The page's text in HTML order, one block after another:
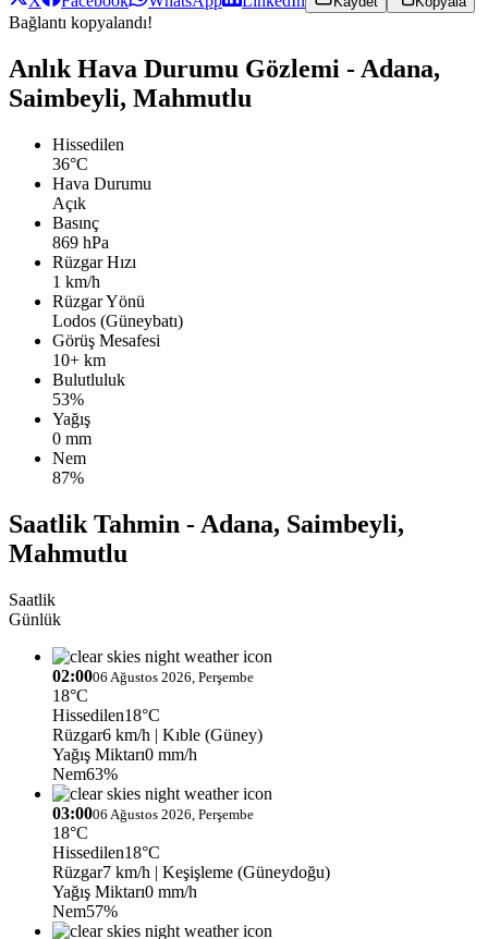
Bağlantı kopyalandı!
Anlık Hava Durumu Gözlemi - Adana,
Saimbeyli, Mahmutlu
Hissedilen
36°C
Hava Durumu
Açık
Basınç
869 hPa
Rüzgar Hızı
1 km/h
Rüzgar Yönü
Lodos (Güneybatı)
Görüş Mesafesi
10+ km
Bulutluluk
53%
Yağış
0 mm
Nem
87%
Saatlik Tahmin - Adana, Saimbeyli,
Mahmutlu
Saatlik
Günlük
02:0006 Ağustos 2026, Perşembe
18°C
Hissedilen18°C
Rüzgar6 km/h | Kıble (Güney)
Yağış Miktarı0 mm/h
Nem63%
03:0006 Ağustos 2026, Perşembe
18°C
Hissedilen18°C
Rüzgar7 km/h | Keşişleme (Güneydoğu)
Yağış Miktarı0 mm/h
Nem57%